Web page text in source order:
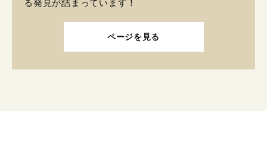
る発見が詰まっています！
ページを見る